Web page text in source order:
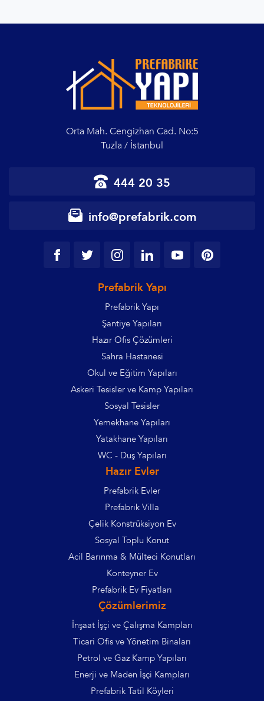
Orta Mah. Cengizhan Cad. No:5
Tuzla / İstanbul
444 20 35
info@prefabrik.com
Prefabrik Yapı
Prefabrik Yapı
Şantiye Yapıları
Hazır Ofis Çözümleri
Sahra Hastanesi
Okul ve Eğitim Yapıları
Askeri Tesisler ve Kamp Yapıları
Sosyal Tesisler
Yemekhane Yapıları
Yatakhane Yapıları
WC - Duş Yapıları
Hazır Evler
Prefabrik Evler
Prefabrik Villa
Çelik Konstrüksiyon Ev
Sosyal Toplu Konut
Acil Barınma & Mülteci Konutları
Konteyner Ev
Prefabrik Ev Fiyatları
Çözümlerimiz
İnşaat İşçi ve Çalışma Kampları
Ticari Ofis ve Yönetim Binaları
Petrol ve Gaz Kamp Yapıları
Enerji ve Maden İşçi Kampları
Prefabrik Tatil Köyleri